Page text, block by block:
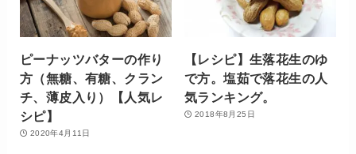
ピーナッツバターの作り
方（無糖、有糖、クラン
チ、薄皮入り）【人気レ
シピ】
2020年4月11日
【レシピ】生落花生のゆ
で方。塩茹で落花生の人
気ランキング。
2018年8月25日